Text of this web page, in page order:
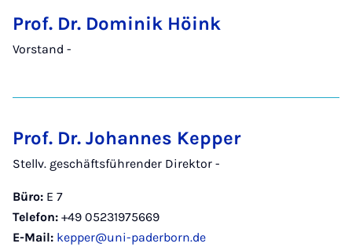
Prof. Dr. Dominik Höink
Vorstand -
Prof. Dr. Johannes Kepper
Stellv. geschäftsführender Direktor -
Büro: E 7
Telefon: +49 05231975669
E-Mail: kepper@uni-paderborn.de